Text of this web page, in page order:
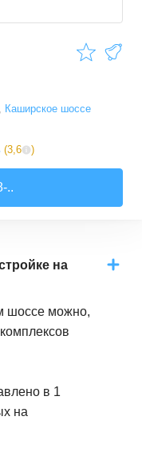
, Каширское шоссе
(3,6 )
..
на
шоссе можно,
в 1
на